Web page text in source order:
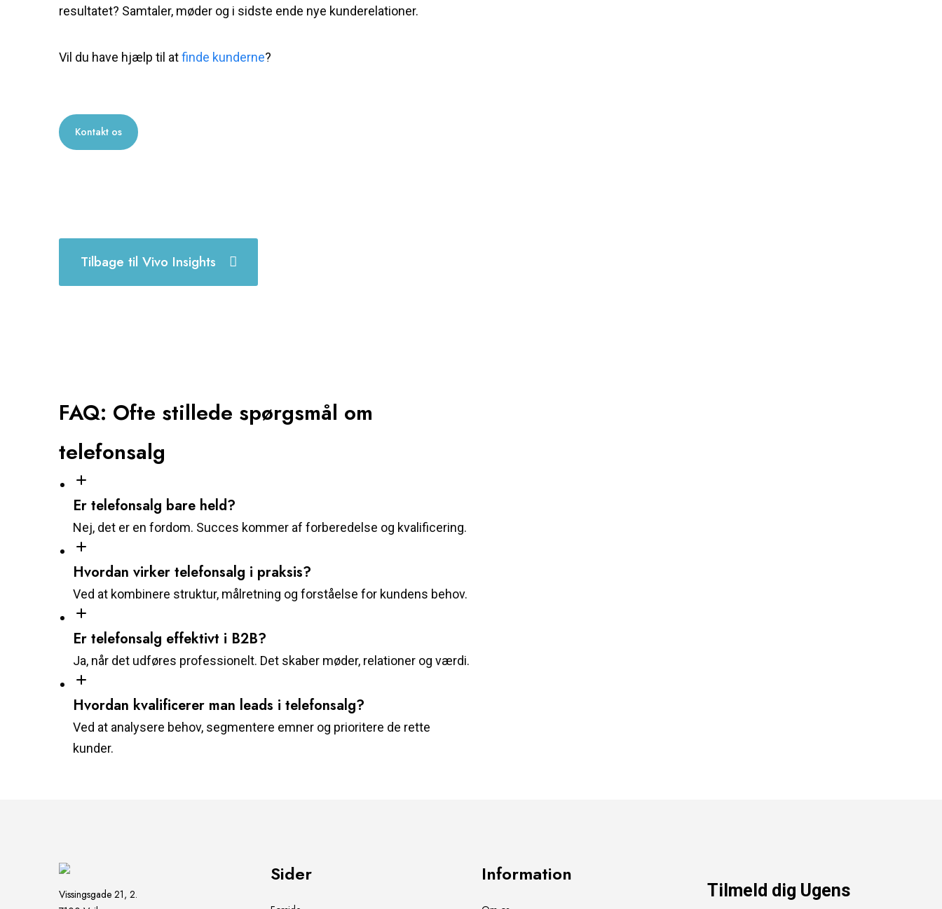
resultatet? Samtaler, møder og i sidste ende nye kunderelationer.
Vil du have hjælp til atfinde kunderne?
Kontakt os
Tilbage til Vivo Insights
FAQ: Ofte stillede spørgsmål om
telefonsalg
Er telefonsalg bare held?
Nej, det er en fordom. Succes kommer af forberedelse og kvalificering.
Hvordan virker telefonsalg i praksis?
Ved at kombinere struktur, målretning og forståelse for kundens behov.
Er telefonsalg effektivt i B2B?
Ja, når det udføres professionelt. Det skaber møder, relationer og værdi.
Hvordan kvalificerer man leads i telefonsalg?
Ved at analysere behov, segmentere emner og prioritere de rette
kunder.
Vissingsgade 21, 2.
Sider Information
Tilmeld dig Ugens